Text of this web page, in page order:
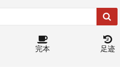
完本 足迹